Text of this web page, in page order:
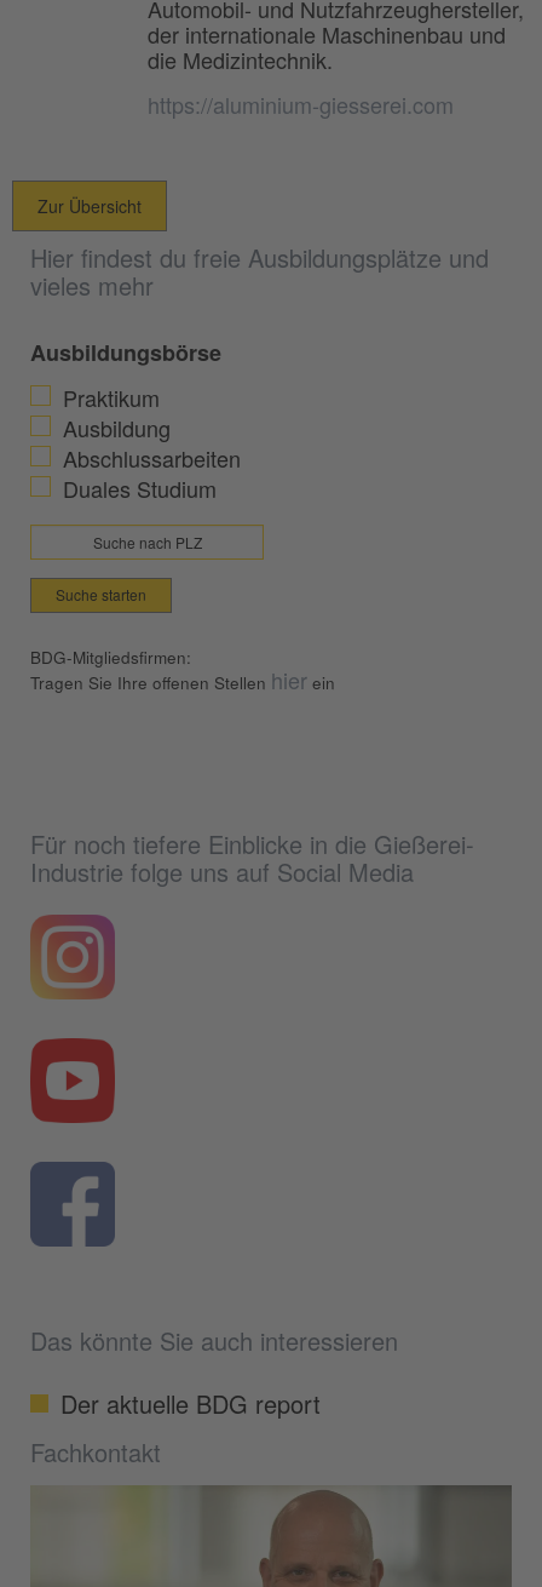
Hier findest du freie Ausbildungsplätze und
vieles mehr
Ausbildungsbörse
Praktikum
Ausbildung
Abschlussarbeiten
Duales Studium
Suche starten
BDG-Mitgliedsfirmen:
Tragen Sie Ihre offenen Stellen hier ein
Für noch tiefere Einblicke in die Gießerei-
Industrie folge uns auf Social Media
Das könnte Sie auch interessieren
Der aktuelle BDG report
Fachkontakt
Automobil- und Nutzfahrzeughersteller,
der internationale Maschinenbau und
die Medizintechnik.
https://aluminium-giesserei.com
Zur Übersicht